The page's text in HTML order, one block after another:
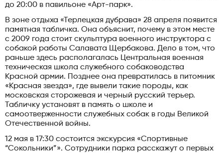
до 20:00 в павильоне «Арт-парк».
В зоне отдыха «Терлецкая дубрава» 28 апреля появится
памятная табличка. Она объяснит, почему в этом месте
с 2009 года стоит скульптура военного инструктора с
собакой работы Салавата Щербакова. Дело в том, что
раньше здесь располагалась Центральная военная
техническая школа служебного собаководства
Красной армии. Позднее она превратилась в питомник
«Красная звезда», где вывели такие породы, как
московская сторожевая и черный русский терьер.
Табличку установят в память о школе и
самоотверженности служебных собак в годы Великой
Отечественной войны.
12 мая в 17:30 состоится экскурсия «Спортивные
“Сокольники”». Сотрудники парка расскажут о первых